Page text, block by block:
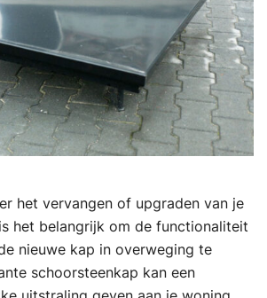
het vervangen of upgraden van je
het belangrijk om de functionaliteit
nieuwe kap in overweging te
schoorsteenkap kan een